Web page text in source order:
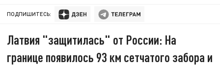
ПОДПИШИТЕСЬ:
Латвия "защитилась" от России: На
границе появилось 93 км сетчатого забора и